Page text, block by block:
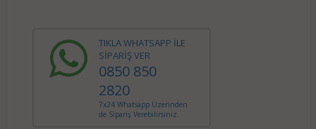
TIKLA WHATSAPP İLE
SİPARİŞ VER
0850 850
2820
7x24 Whatsapp Üzerinden
de Sipariş Verebilirsiniz.